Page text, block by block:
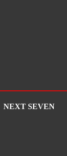
NEXT SEVEN